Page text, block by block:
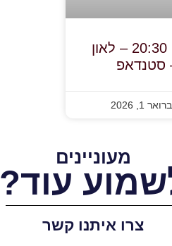
3.2.26, יום ג', בשעה 20:30 – לאון
סטנדאפ
1, 2026
מעוניינים
עוד?
צרו איתנו קשר